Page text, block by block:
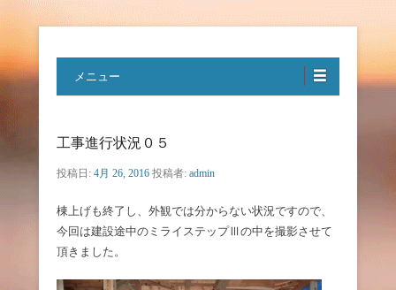
特定非営利活動法人ハートフルボ
イス
メニュー
工事進行状況０５
投稿日: 4月 26, 2016 投稿者: admin
棟上げも終了し、外観では分からない状況ですので、
今回は建設途中のミライステップⅢの中を撮影させて
頂きました。